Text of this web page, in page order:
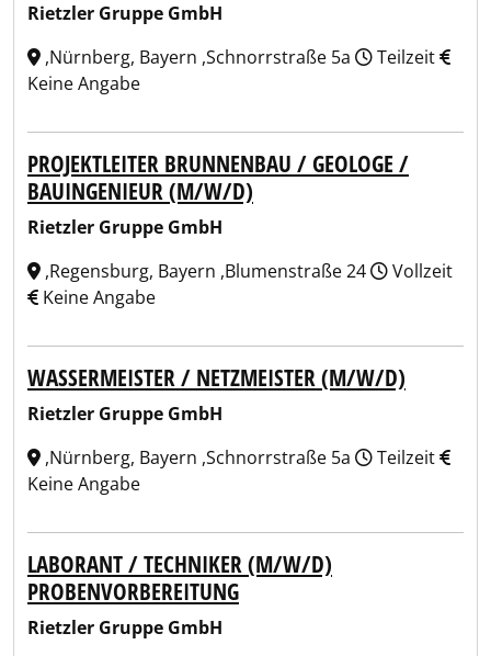
Rietzler Gruppe GmbH
,Nürnberg, Bayern ,Schnorrstraße 5a
Teilzeit
Keine Angabe
PROJEKTLEITER BRUNNENBAU / GEOLOGE /
BAUINGENIEUR (M/W/D)
Rietzler Gruppe GmbH
,Regensburg, Bayern ,Blumenstraße 24
Vollzeit
Keine Angabe
WASSERMEISTER / NETZMEISTER (M/W/D)
Rietzler Gruppe GmbH
,Nürnberg, Bayern ,Schnorrstraße 5a
Teilzeit
Keine Angabe
LABORANT / TECHNIKER (M/W/D)
PROBENVORBEREITUNG
Rietzler Gruppe GmbH